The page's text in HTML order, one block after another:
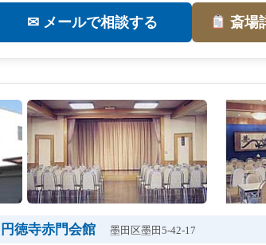
✉ メールで相談する 斎場
円徳寺赤門会館 墨田区墨田5-42-17